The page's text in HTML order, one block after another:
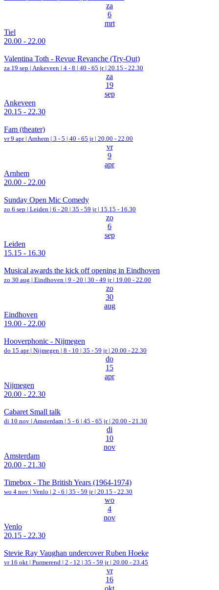
za
6
mrt
Tiel
20.00 - 22.00
Valentina Toth - Revue Revanche (Try-Out)
za 19 sep | Ankeveen | 4 - 8 | 40 - 65 jr | 20.15 - 22.30
za
19
sep
Ankeveen
20.15 - 22.30
Fam (theater)
vr 9 apr | Arnhem | 3 - 5 | 40 - 65 jr | 20.00 - 22.00
vr
9
apr
Arnhem
20.00 - 22.00
Sunday Open Mic Comedy
zo 6 sep | Leiden | 6 - 20 | 35 - 59 jr | 15.15 - 16.30
zo
6
sep
Leiden
15.15 - 16.30
Musical awards the kick off opening in Eindhoven
zo 30 aug | Eindhoven | 9 - 20 | 30 - 49 jr | 19.00 - 22.00
zo
30
aug
Eindhoven
19.00 - 22.00
Hooverphonic - Nijmegen
do 15 apr | Nijmegen | 8 - 10 | 35 - 59 jr | 20.00 - 22.30
do
15
apr
Nijmegen
20.00 - 22.30
Cabaret Small talk
di 10 nov | Amsterdam | 5 - 6 | 45 - 65 jr | 20.00 - 21.30
di
10
nov
Amsterdam
20.00 - 21.30
Timebox - The British Years (1964-1974)
wo 4 nov | Venlo | 2 - 6 | 35 - 59 jr | 20.15 - 22.30
wo
4
nov
Venlo
20.15 - 22.30
Stevie Ray Vaughan undercover Ruben Hoeke
vr 16 okt | Purmerend | 2 - 12 | 35 - 59 jr | 20.00 - 23.45
vr
16
okt